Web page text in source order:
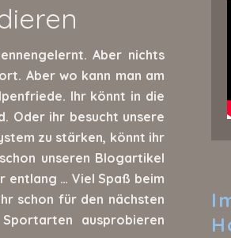
Aber nichts
Aber wo kann man am
Ihr könnt in die
Oder ihr besucht unsere
zu stärken, könnt ihr
unseren Blogartikel
entlang … Viel Spaß beim
schon für den nächsten
ausprobieren